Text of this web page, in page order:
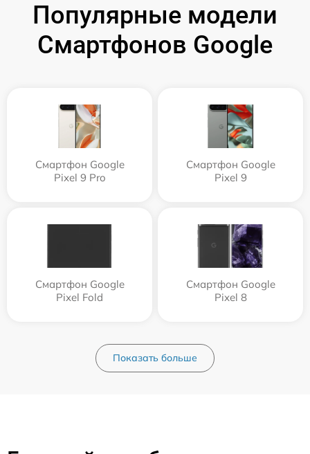
Популярные модели
Смартфонов Google
Смартфон Google
Pixel 9 Pro
Смартфон Google
Pixel 9
Смартфон Google
Pixel Fold
Смартфон Google
Pixel 8
Показать больше